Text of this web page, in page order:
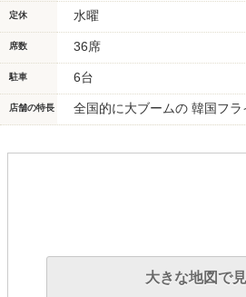
定休 水曜
席数 36席
駐車 6台
店舗の特長 全国的に大ブームの 韓国フ
大きな地図で